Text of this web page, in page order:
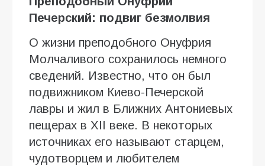
Печерский: подвиг безмолвия
О жизни преподобного Онуфрия
Молчаливого сохранилось немного
сведений. Известно, что он был
подвижником Киево-Печерской
лавры и жил в Ближних Антониевых
пещерах в XII веке. В некоторых
источниках его называют старцем,
чудотворцем и любителем